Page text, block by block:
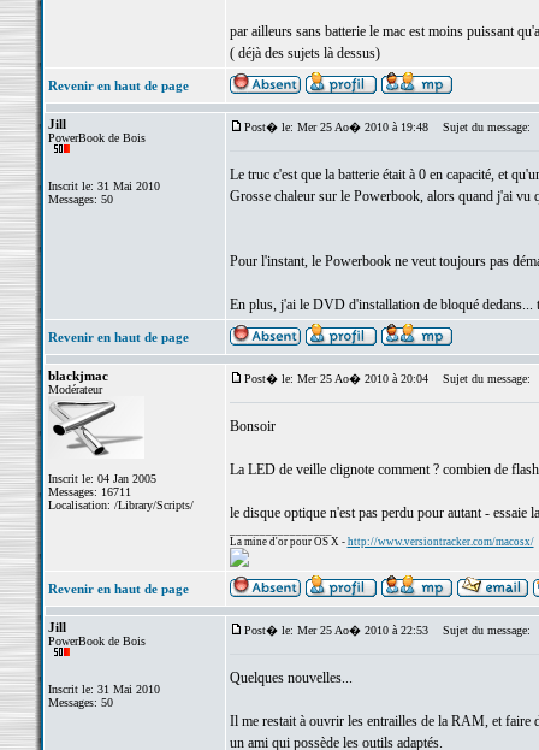
par ailleurs sans batterie le mac est moins puissant
( déjà des sujets là dessus)
Revenir en haut de page
Jill
PowerBook de Bois
Inscrit le: 31 Mai 2010
Messages: 50
Post� le: Mer 25 Ao� 2010 à 19:48 Sujet du message:
Le truc c'est que la batterie était à 0 en capacité, et
Grosse chaleur sur le Powerbook, alors quand j'ai vu
Pour l'instant, le Powerbook ne veut toujours pas
En plus, j'ai le DVD d'installation de bloqué dedans...
Revenir en haut de page
blackjmac
Modérateur
Inscrit le: 04 Jan 2005
Messages: 16711
Localisation: /Library/Scripts/
Post� le: Mer 25 Ao� 2010 à 20:04 Sujet du message:
Bonsoir
La LED de veille clignote comment ? combien de
le disque optique n'est pas perdu pour autant - essaie
La mine d'or pour OS X - http://www.versiontracker.com/macosx/
Revenir en haut de page
Jill
PowerBook de Bois
Inscrit le: 31 Mai 2010
Messages: 50
Post� le: Mer 25 Ao� 2010 à 22:53 Sujet du message:
Quelques nouvelles...
Il me restait à ouvrir les entrailles de la RAM, et faire
un ami qui possède les outils adaptés.